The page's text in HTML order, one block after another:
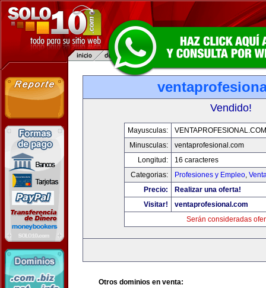
Vendido!
Mayusculas:
VENTAPROFESIONAL.COM
Minusculas:
ventaprofesional.com
Longitud:
16 caracteres
Categorias:
Profesiones y Empleo,
Precio:
Realizar una oferta!
Visitar!
ventaprofesional.com
Serán consideradas
Otros dominios en venta: